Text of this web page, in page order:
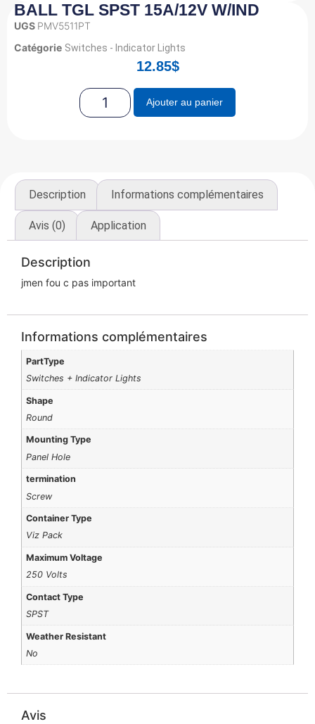
BALL TGL SPST 15A/12V W/IND
UGS PMV5511PT
Catégorie Switches - Indicator Lights
12.85$
Ajouter au panier
Description Informations complémentaires
Avis (0) Application
Description
jmen fou c pas important
Informations complémentaires
PartType
Switches + Indicator Lights
Shape
Round
Mounting Type
Panel Hole
termination
Screw
Container Type
Viz Pack
Maximum Voltage
250 Volts
Contact Type
SPST
Weather Resistant
No
Avis